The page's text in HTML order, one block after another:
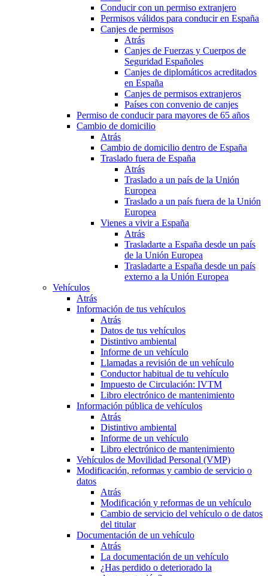
Conducir con un permiso extranjero
Permisos válidos para conducir en España
Canjes de permisos
Atrás
Canjes de Fuerzas y Cuerpos de
Seguridad Españoles
Canjes de diplomáticos acreditados
en España
Canjes de permisos extranjeros
Países con convenio de canjes
Permiso de conducir para mayores de 65 años
Cambio de domicilio
Atrás
Cambio de domicilio dentro de España
Traslado fuera de España
Atrás
Traslado a un país de la Unión
Europea
Traslado a un país fuera de la Unión
Europea
Vienes a vivir a España
Atrás
Trasladarte a España desde un país
de la Unión Europea
Trasladarte a España desde un país
externo a la Unión Europea
Vehículos
Atrás
Información de tus vehículos
Atrás
Datos de tus vehículos
Distintivo ambiental
Informe de un vehículo
Llamadas a revisión de un vehículo
Conductor habitual de tu vehículo
Impuesto de Circulación: IVTM
Libro electrónico de mantenimiento
Información pública de vehículos
Atrás
Distintivo ambiental
Informe de un vehículo
Libro electrónico de mantenimiento
Vehículos de Movilidad Personal (VMP)
Modificación, reformas y cambio de servicio o
datos
Atrás
Modificación y reformas de un vehículo
Cambio de servicio del vehículo o de datos
del titular
Documentación de un vehículo
Atrás
La documentación de un vehículo
¿Has perdido o deteriorado la